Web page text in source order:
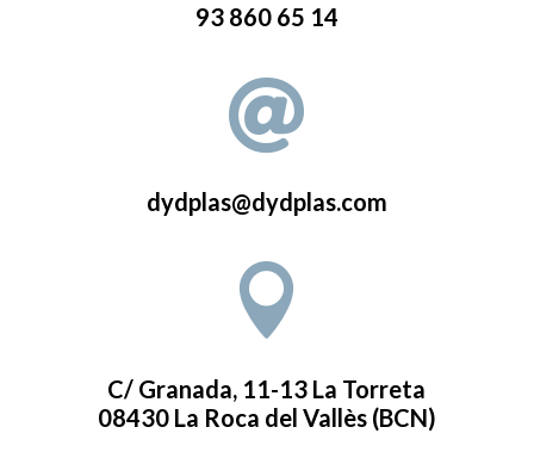
93 860 65 14

dydplas@dydplas.com

C/ Granada, 11-13 La Torreta
08430 La Roca del Vallès (BCN)